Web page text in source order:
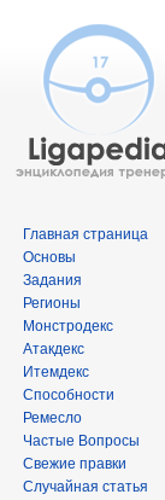
Главная страница
Основы
Задания
Регионы
Монстродекс
Атакдекс
Итемдекс
Способности
Ремесло
Частые Вопросы
Свежие правки
Случайная статья